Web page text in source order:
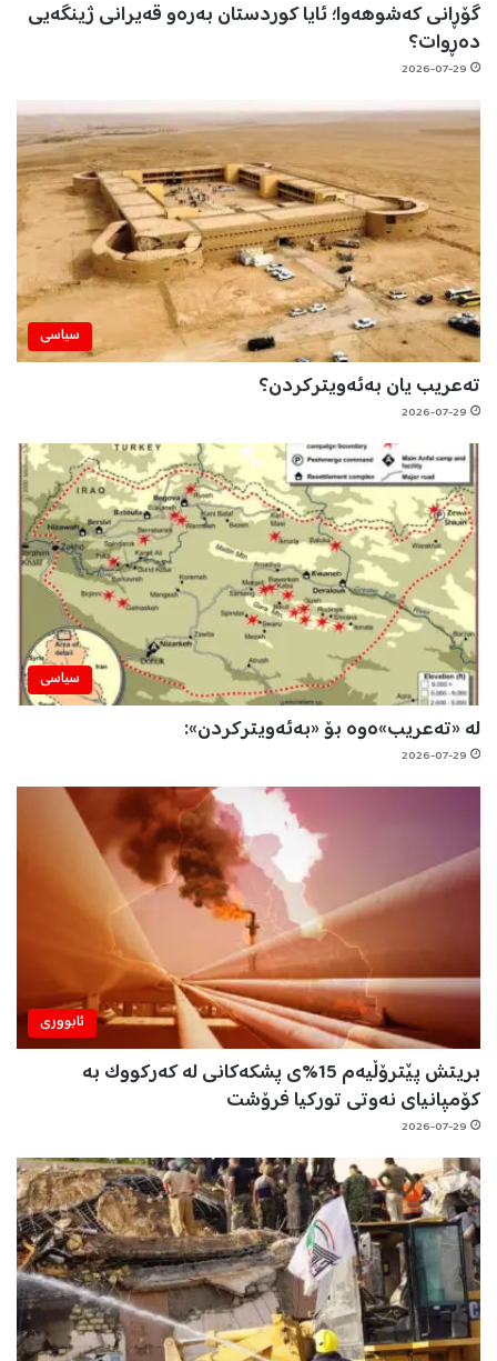
گۆڕانی کەشوهەوا؛ ئایا کوردستان بەرەو قەیرانی ژینگەیی
دەڕوات؟
2026-07-29
سیاسی
تەعریب یان بەئەویترکردن؟
2026-07-29
سیاسی
لە «تەعریب»ەوە بۆ «بەئەویترکردن»:
2026-07-29
ئابووری
بریتش پێترۆڵیەم 15%ی پشکەکانی لە کەرکووک بە
کۆمپانیای نەوتی تورکیا فرۆشت
2026-07-29